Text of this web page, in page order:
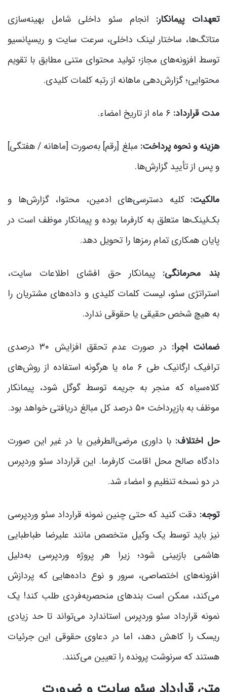
تعهدات پیمانکار: انجام سئو داخلی شامل بهینه‌سازی
متا‌تگ‌ها، ساختار لینک داخلی، سرعت سایت و ریسپانسیو
توسط افزونه‌های مجاز؛ تولید محتوای متنی مطابق با تقویم
محتوایی؛ گزارش‌دهی ماهانه از رتبه کلمات کلیدی.
مدت قرارداد:
هزینه و نحوه پرداخت: مبلغ [رقم] به‌صورت [ماهانه / هفتگی]
و پس از تأیید گزارش‌ها.
مالکیت:کلیه دسترسی‌های ادمین، محتوا، گزارش‌ها و
بک‌لینک‌ها متعلق به کارفرما بوده و پیمانکار موظف است در
پایان همکاری تمام رمزها را تحویل دهد.
بند محرمانگی:پیمانکار حق افشای اطلاعات سایت،
استراتژی سئو، لیست کلمات کلیدی و داده‌های مشتریان را
به هیچ شخص حقیقی یا حقوقی ندارد.
ضمانت اجرا:
در صورت عدم تحقق افزایش ۳۰ درصدی
ترافیک ارگانیک طی ۶ ماه یا هرگونه استفاده از روش‌های
کلاه‌سیاه که منجر به جریمه توسط گوگل شود، پیمانکار
موظف به بازپرداخت ۵۰ درصد کل مبالغ دریافتی خواهد بود.
حل اختلاف: با داوری مرضی‌الطرفین یا در غیر این صورت
دادگاه صالح محل اقامت کارفرما. این قرارداد سئو وردپرس
در دو نسخه تنظیم و امضاء شد.
توجه: دقت کنید که حتی چنین نمونه قرارداد سئو وردپرسی
نیز باید توسط یک وکیل متخصص مانند علیرضا طباطبایی
هاشمی بازبینی شود؛ زیرا هر پروژه وردپرسی به‌دلیل
افزونه‌های اختصاصی، سرور و نوع داده‌هایی که پردازش
می‌کند، ممکن است بندهای منحصربه‌فردی طلب کند! یک
نمونه قرارداد سئو وردپرس استاندارد می‌تواند تا حد زیادی
ریسک را کاهش دهد، اما در دعاوی حقوقی این جرئیات
هستند که سرنوشت پرونده را تعیین می‌کنند.